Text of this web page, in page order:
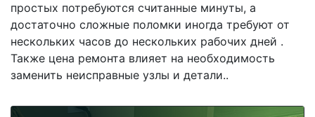
простых потребуются считанные минуты, а
достаточно сложные поломки иногда требуют от
нескольких часов до нескольких рабочих дней .
Также цена ремонта влияет на необходимость
заменить неисправные узлы и детали..